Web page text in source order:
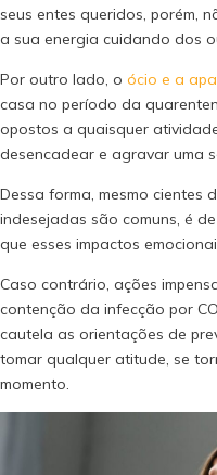
seus entes queridos, porém,
a sua energia cuidando dos
Por outro lado, o ócio e a
casa no período da
opostos a quaisquer
desencadear e agravar uma
Dessa forma, mesmo cientes
indesejadas são comuns, é
que esses impactos
Caso contrário, ações
contenção da infecção por
cautela as orientações de
tomar qualquer atitude, se
momento.